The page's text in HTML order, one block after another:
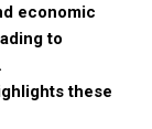
economic
to
these